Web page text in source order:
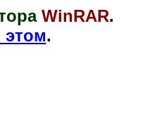
WinRAR.
.